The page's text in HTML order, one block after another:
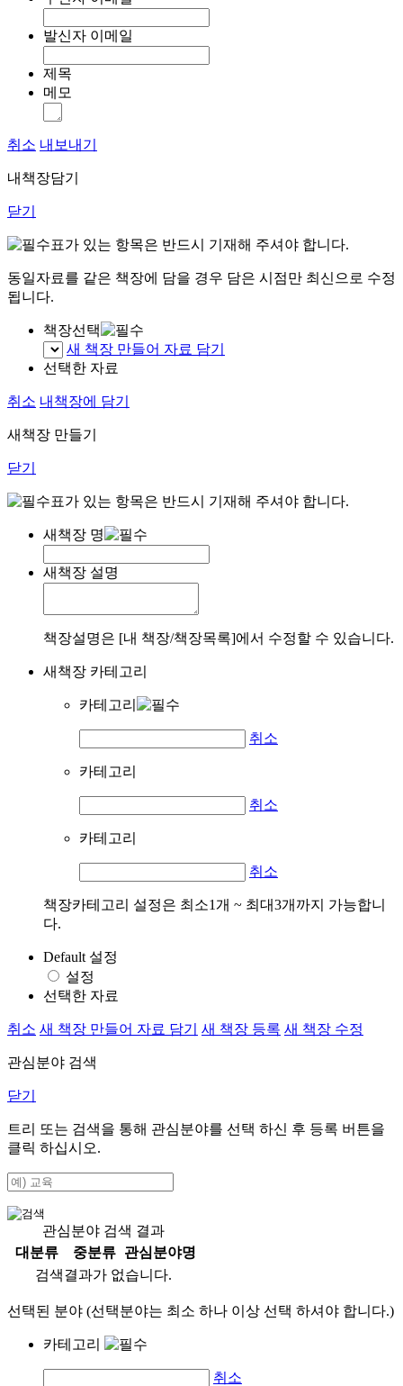
발신자 이메일
제목
메모
취소 내보내기
내책장담기
닫기
표가 있는 항목은 반드시 기재해 주셔야 합니다.
동일자료를 같은 책장에 담을 경우 담은 시점만 최신으로 수정
됩니다.
책장선택
새 책장 만들어 자료 담기
선택한 자료
취소 내책장에 담기
새책장 만들기
닫기
표가 있는 항목은 반드시 기재해 주셔야 합니다.
새책장 명
새책장 설명
책장설명은 [내 책장/책장목록]에서 수정할 수 있습니다.
새책장 카테고리
카테고리
취소
카테고리
취소
카테고리
취소
책장카테고리 설정은 최소1개 ~ 최대3개까지 가능합니
다.
Default 설정
설정
선택한 자료
취소 새 책장 만들어 자료 담기 새 책장 등록 새 책장 수정
관심분야 검색
닫기
트리 또는 검색을 통해 관심분야를 선택 하신 후 등록 버튼을
클릭 하십시오.
관심분야 검색 결과
대분류
중분류
관심분야명
검색결과가 없습니다.
선택된 분야 (선택분야는 최소 하나 이상 선택 하셔야 합니다.)
카테고리
취소